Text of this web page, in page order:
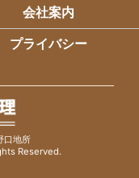
会社案内
プライバシー
口地所
Reserved.